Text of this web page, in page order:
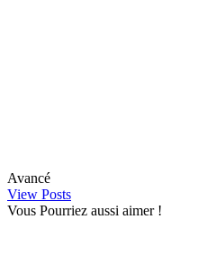
Avancé
View Posts
Vous Pourriez aussi aimer !